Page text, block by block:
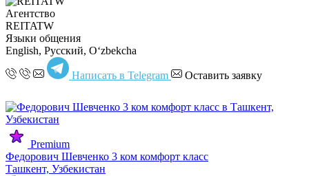
Агентство
REITATW
Языки общения
English, Русский, Oʻzbekcha
Написать в Telegram Оставить заявку
Premium
Федорович Шевченко 3 ком комфорт класс
Ташкент, Узбекистан